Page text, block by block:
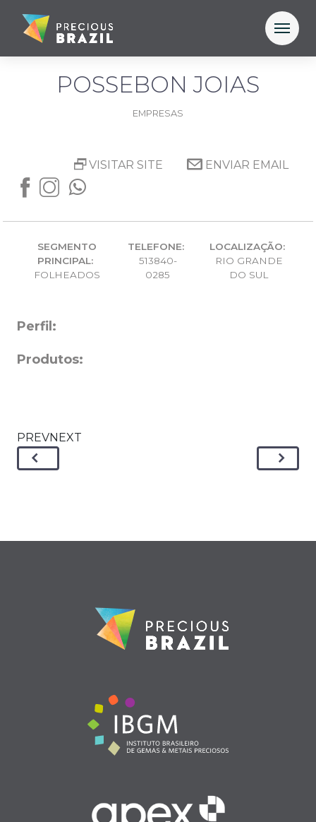
POSSEBON JOIAS
EMPRESAS
VISITAR SITE ENVIAR EMAIL
SEGMENTO
PRINCIPAL:
FOLHEADOS
TELEFONE:
513840-
0285
LOCALIZAÇÃO:
RIO GRANDE
DO SUL
Perfil:
Produtos:
PREVNEXT